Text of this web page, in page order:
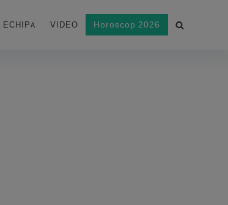
ECHIPA VIDEO Horoscop 2026